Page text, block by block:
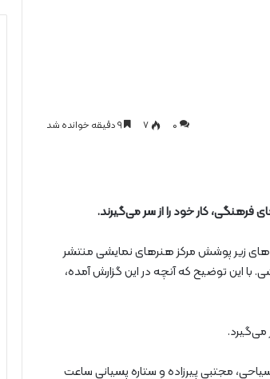
0 ۷
فرهنگی، کار خود را از سر می‌گیرند.
زیر پوشش مرکز هنرهای نمایشی منتشر
با این توضیح که آنچه در این گزارش آمده،
می‌گیرد.
مجتبی پیرزاده و ستاره پسیانی ساعت